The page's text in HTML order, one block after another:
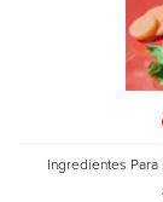
Ingredientes Para